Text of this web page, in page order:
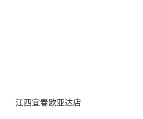
江西宜春欧亚达店